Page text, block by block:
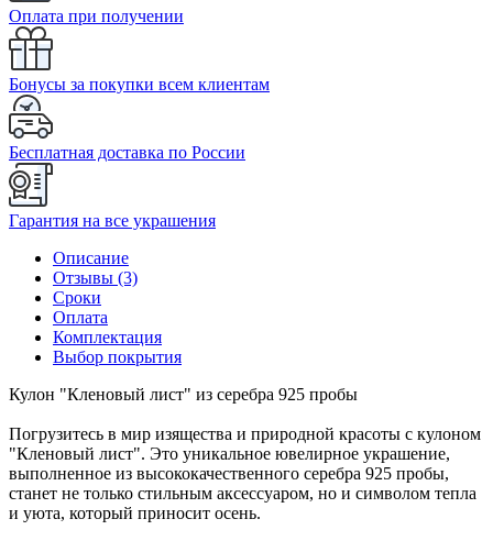
Оплата при получении
Бонусы за покупки всем клиентам
Бесплатная доставка по России
Гарантия на все украшения
Описание
Отзывы (3)
Сроки
Оплата
Комплектация
Выбор покрытия
Кулон "Кленовый лист" из серебра 925 пробы
Погрузитесь в мир изящества и природной красоты с кулоном
"Кленовый лист". Это уникальное ювелирное украшение,
выполненное из высококачественного серебра 925 пробы,
станет не только стильным аксессуаром, но и символом тепла
и уюта, который приносит осень.